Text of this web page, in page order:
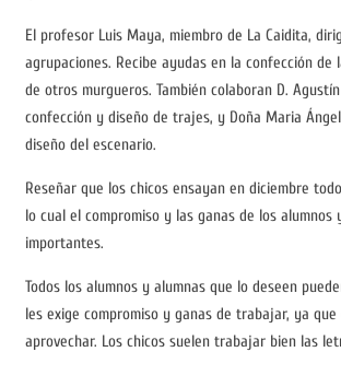
El profesor Luis Maya, miembro de La Caidita,
agrupaciones. Recibe ayudas en la confección
de otros murgueros. También colaboran D.
confección y diseño de trajes, y Doña Maria
diseño del escenario.
Reseñar que los chicos ensayan en diciembre
lo cual el compromiso y las ganas de los alumnos
importantes.
Todos los alumnos y alumnas que lo deseen
les exige compromiso y ganas de trabajar, ya
aprovechar. Los chicos suelen trabajar bien las